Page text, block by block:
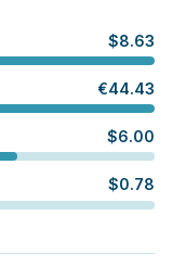
$8.63
€44.43
$6.00
$0.78